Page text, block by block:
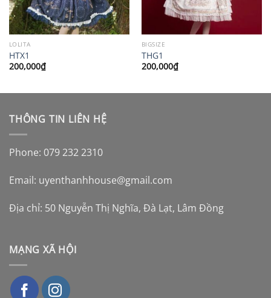
LOLITA
HTX1
200,000₫
BIGSIZE
THG1
200,000₫
THÔNG TIN LIÊN HỆ
Phone: 079 232 2310
Email: uyenthanhhouse@gmail.com
Địa chỉ: 50 Nguyễn Thị Nghĩa, Đà Lạt, Lâm Đồng
MẠNG XÃ HỘI